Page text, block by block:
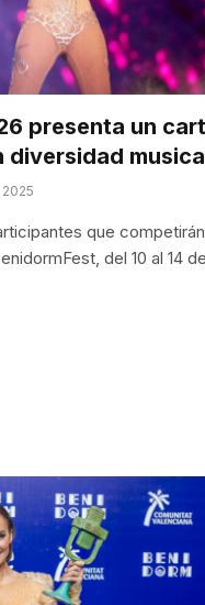
presenta un
diversidad
que competirán
del 10 al 14 de